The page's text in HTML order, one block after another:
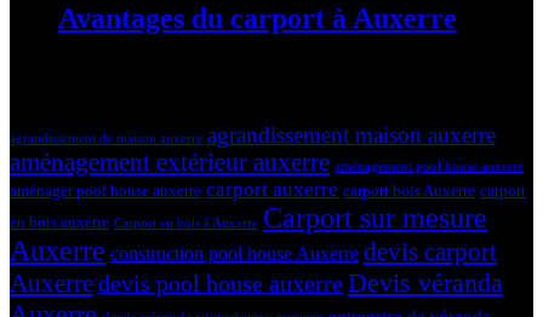
Avantages du carport à Auxerre
agrandissement de maison auxerre agrandissement maison auxerre
aménagement extérieur auxerre aménagement pool house auxerre
aménager pool house auxerre carport auxerre carport bois Auxerre carport
en bois auxerre Carport en bois à Auxerre Carport sur mesure
Auxerre construction pool house Auxerre devis carport
Auxerredevis pool house auxerreDevis véranda